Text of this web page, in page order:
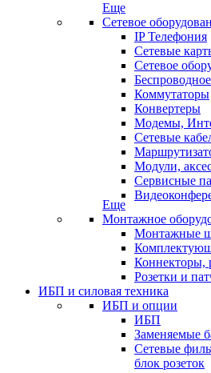
Еще
Сетевое
IP Телефония
Сетевые
Сетевое
Коммутаторы
Конвертеры
Модемы,
Сетевые
Модули,
Сервисные
Еще
Монтажное
Монтажные
Коннекторы,
Розетки и
ИБП и силовая техника
ИБП и опции
ИБП
Заменяемые
Сетевые
блок розеток